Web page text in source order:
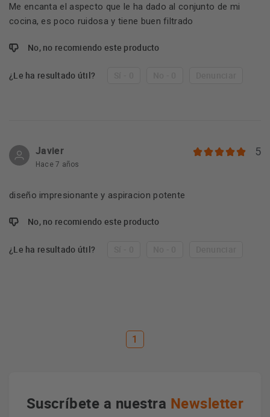
Me encanta el aspecto que le ha dado al conjunto de mi
cocina, es poco ruidosa y tiene buen filtrado
No, no recomiendo este producto
¿Le ha resultado útil?
Javier
Hace 7 años
5
diseño impresionante y aspiracion potente
No, no recomiendo este producto
¿Le ha resultado útil?
1
Suscríbete a nuestra Newsletter